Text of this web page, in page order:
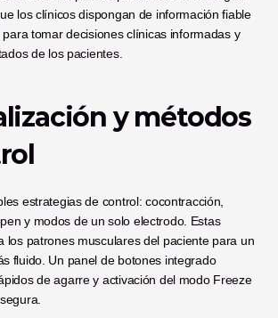
los clínicos dispongan de información fiable
tomar decisiones clínicas informadas y
de los pacientes.
y métodos
estrategias de control: cocontracción,
y modos de un solo electrodo. Estas
los patrones musculares del paciente para un
fluido. Un panel de botones integrado
de agarre y activación del modo Freeze